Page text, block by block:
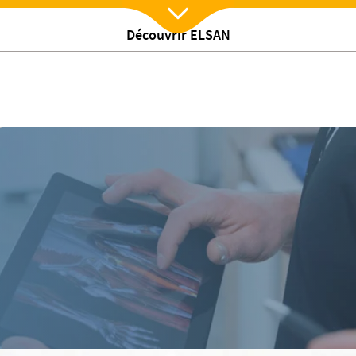
Découvrir ELSAN
Nx:Afficher menu